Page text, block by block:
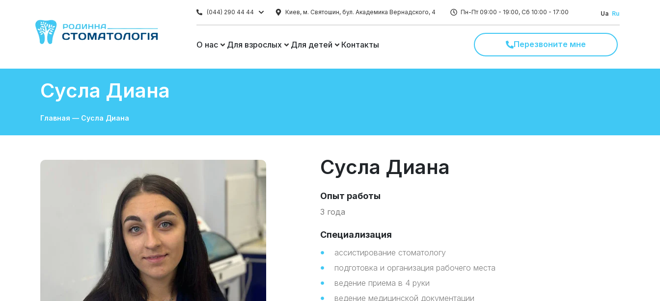
(044) 290 44 44 Киев, м. Святошин, бул. Академика Вернадского, 4 Пн-Пт 09:00 - 19:00, Сб 10:00 - 17:00 Ua Ru
О нас Для взрослых Для детей Контакты Перезвоните мне
Сусла Диана
Главная — Сусла Диана
Сусла Диана
Опыт работы
3 года
Специализация
ассистирование стоматологу
подготовка и организация рабочего места
ведение приема в 4 руки
ведение медицинской документации